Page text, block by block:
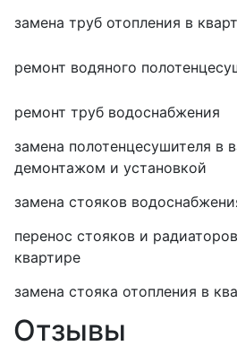
замена труб отопления в
ремонт водяного
ремонт труб водоснабжения
замена полотенцесушителя в
демонтажом и установкой
замена стояков
перенос стояков и
квартире
замена стояка отопления в
Отзывы